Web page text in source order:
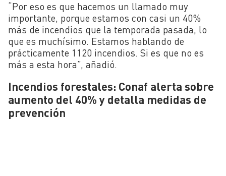
“Por eso es que hacemos un llamado muy
importante, porque estamos con casi un 40%
más de incendios que la temporada pasada, lo
que es muchísimo. Estamos hablando de
prácticamente 1120 incendios. Si es que no es
más a esta hora”, añadió.
Incendios forestales: Conaf alerta sobre
aumento del 40% y detalla medidas de
prevención